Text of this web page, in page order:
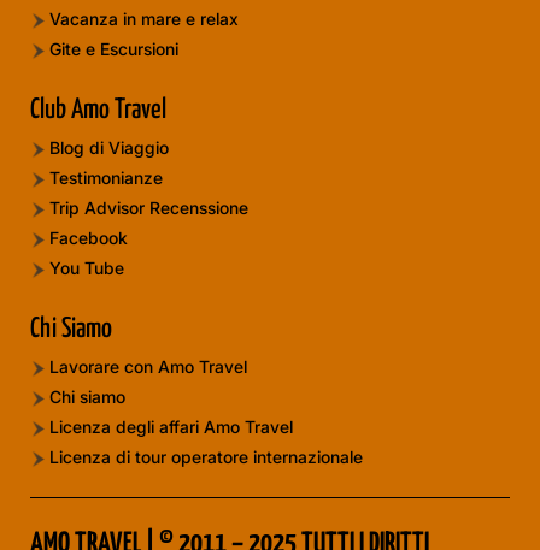
Vacanza in mare e relax
Gite e Escursioni
Club Amo Travel
Blog di Viaggio
Testimonianze
Trip Advisor Recenssione
Facebook
You Tube
Chi Siamo
Lavorare con Amo Travel
Chi siamo
Licenza degli affari Amo Travel
Licenza di tour operatore internazionale